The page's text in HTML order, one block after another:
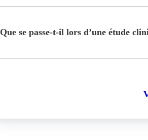
Que se passe-t-il lors d’une étude